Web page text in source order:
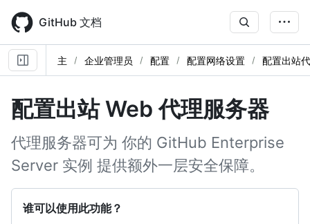
main
content
GitHub 文档
主 企业管理员 配置 配置网络设置 配置出站
配置出站 Web 代理服务器
代理服务器可为 你的 GitHub Enterprise
Server 实例 提供额外一层安全保障。
谁可以使用此功能？